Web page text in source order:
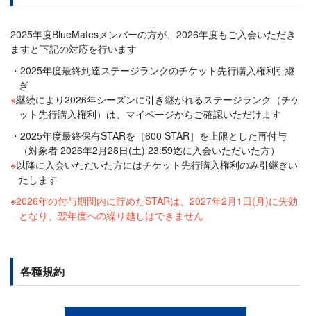
2025年度BlueMatesメンバーの方が、2026年度もご入会いただき
ますと下記の対応を行います
2025年度最終到達ステージランクのチケット先行購入権利引継
ぎ
継続により2026年シーズンに引き継がれるステージランク（チケ
ット先行購入権利）は、マイページからご確認いただけます
2025年度最終保有STARを［600 STAR］を上限とした再付与
（対象者 2026年2月28日(土) 23:59迄に入会いただいた方）
以降に入会いただいた方にはチケット先行購入権利のみ引継ぎい
たします
2026年の付与期間内に貯めたSTARは、2027年2月1日(月)に失効
となり、翌年度への繰り越しはできません
各種規約